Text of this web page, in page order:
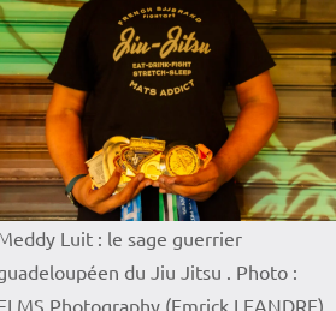
Société
Luit : le sage guerrier
du Jiu Jitsu . Photo :
Photography (Emrick LEANDRE)